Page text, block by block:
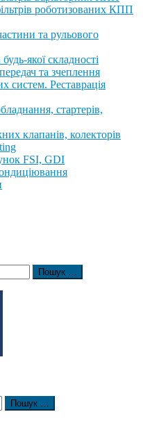
роботизованих КПП
та рульового
якої складності
та зчеплення
систем. Реставрація
стартерів,
клапанів, колекторів
FSI, GDI
Пошук …
Пошук …